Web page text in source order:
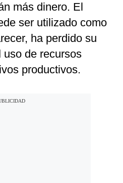
más dinero. El
ser utilizado como
ha perdido su
uso de recursos
productivos.